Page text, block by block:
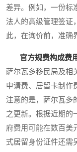
差异。例如，一份标
法人的高级管理签证
此，在询价前，准确
官方规费构成费
萨尔瓦多移民局及相
申请费、居留卡制作
注意的是，萨尔瓦多
之更新。根据近期的
府费用可能在数百美
式居留身份证件还需